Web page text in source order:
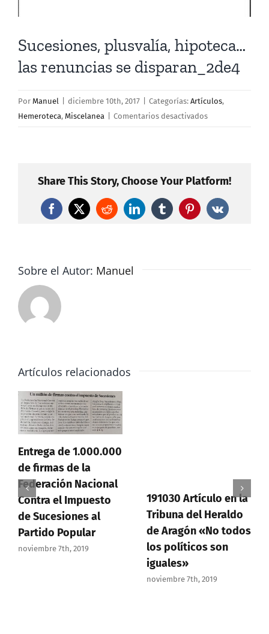
Sucesiones, plusvalía, hipoteca…
las renuncias se disparan_2de4
Por Manuel diciembre 10th, 2017 Categorías: Artículos,
Hemeroteca, Miscelanea Comentarios desactivadosen
las
se
disparan_2de4
Share This Story, Choose Your Platform!
Facebook
X RedditLinkedInTumblrPinterest
Vk
Sobre el Autor: Manuel
Artículos relacionados
Entrega de 1.000.000
de firmas de la
Federación Nacional
Contra el Impuesto
de Sucesiones al
Partido Popular
noviembre 7th, 2019
191030 Artículo en la
Tribuna del Heraldo
de Aragón «No todos
los políticos son
iguales»
noviembre 7th, 2019